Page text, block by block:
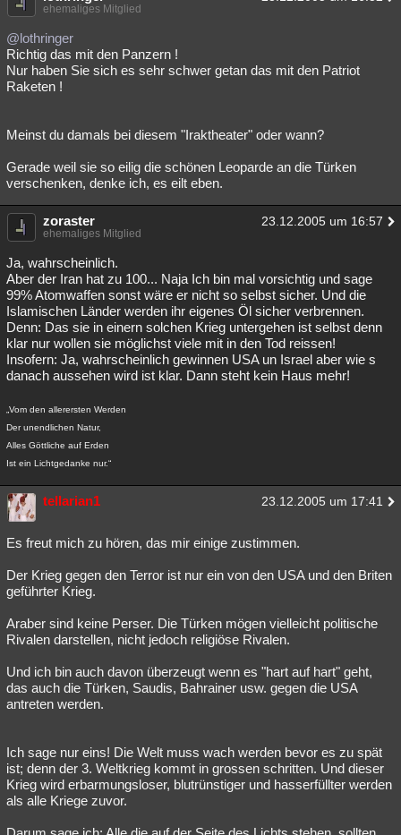
ehemaliges Mitglied
@lothringer
Richtig das mit den Panzern !
Nur haben Sie sich es sehr schwer getan das mit den Patriot
Raketen !
Meinst du damals bei diesem "Iraktheater" oder wann?
Gerade weil sie so eilig die schönen Leoparde an die Türken
verschenken, denke ich, es eilt eben.
zoraster 23.12.2005 um 16:57
ehemaliges Mitglied
Ja, wahrscheinlich.
Aber der Iran hat zu 100... Naja Ich bin mal vorsichtig und sage
99% Atomwaffen sonst wäre er nicht so selbst sicher. Und die
Islamischen Länder werden ihr eigenes Öl sicher verbrennen.
Denn: Das sie in einern solchen Krieg untergehen ist selbst denn
klar nur wollen sie möglichst viele mit in den Tod reissen!
Insofern: Ja, wahrscheinlich gewinnen USA un Israel aber wie s
danach aussehen wird ist klar. Dann steht kein Haus mehr!
„Vom den allerersten Werden
Der unendlichen Natur,
Alles Göttliche auf Erden
Ist ein Lichtgedanke nur.“
tellarian1 23.12.2005 um 17:41
Es freut mich zu hören, das mir einige zustimmen.
Der Krieg gegen den Terror ist nur ein von den USA und den Briten
geführter Krieg.
Araber sind keine Perser. Die Türken mögen vielleicht politische
Rivalen darstellen, nicht jedoch religiöse Rivalen.
Und ich bin auch davon überzeugt wenn es "hart auf hart" geht,
das auch die Türken, Saudis, Bahrainer usw. gegen die USA
antreten werden.
Ich sage nur eins! Die Welt muss wach werden bevor es zu spät
ist; denn der 3. Weltkrieg kommt in grossen schritten. Und dieser
Krieg wird erbarmungsloser, blutrünstiger und hasserfüllter werden
als alle Kriege zuvor.